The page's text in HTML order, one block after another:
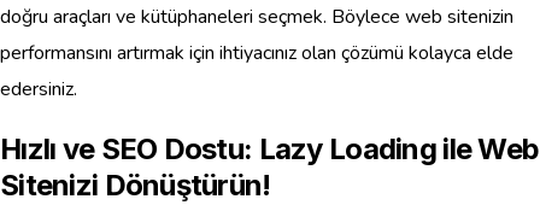
doğru araçları ve kütüphaneleri seçmek. Böylece web sitenizin
performansını artırmak için ihtiyacınız olan çözümü kolayca elde
edersiniz.
Hızlı ve SEO Dostu: Lazy Loading ile Web
Sitenizi Dönüştürün!